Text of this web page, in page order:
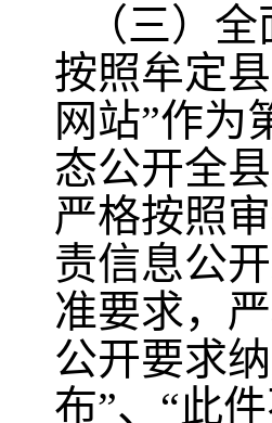
（三）
按照牟定
网站”作为
态公开全
严格按照
责信息公
准要求，
公开要求
布”、“此